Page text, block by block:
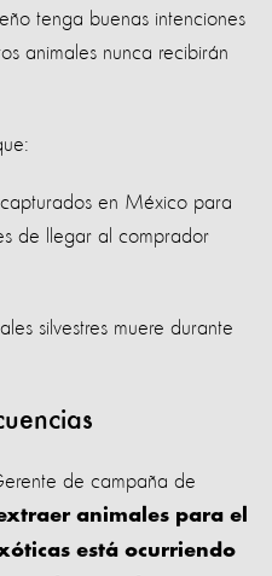
tenga buenas intenciones
animales nunca recibirán
en México para
de llegar al comprador
silvestres muere durante
de campaña de
animales para el
está ocurriendo